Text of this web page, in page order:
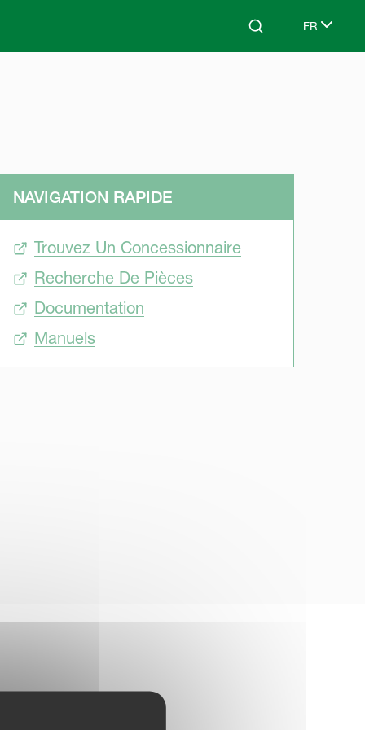
Search FR
Select
NAVIGATION RAPIDE
Trouvez Un Concessionnaire
Recherche De Pièces
Documentation
Manuels